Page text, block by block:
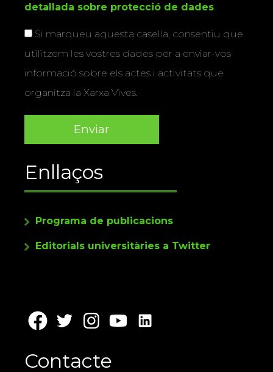
detallada sobre protecció de dades.
Si marqueu aquesta casella, consentiu que
utilitzem les vostres dades per a enviar-vos
informació sobre els actes i activitats que
organitza la Xarxa Vives.
Enllaços
Programa de publicacions
Editorials universitàries a Twitter
Contacte